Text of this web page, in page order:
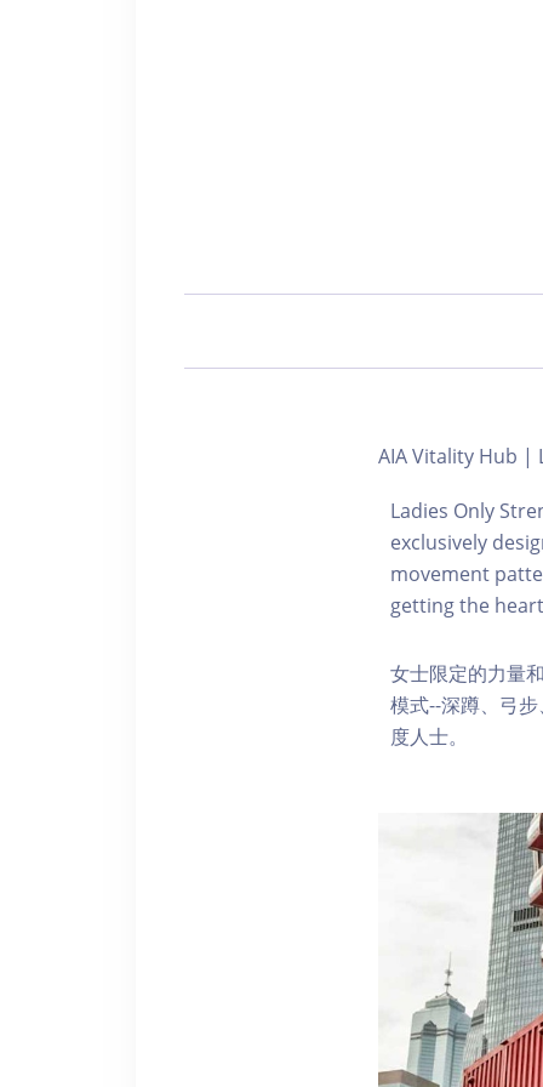
AIA Vitality Hub |
Ladies Only
exclusively
movement
getting the
女士限定的力量
模式--深蹲、弓
度人士。